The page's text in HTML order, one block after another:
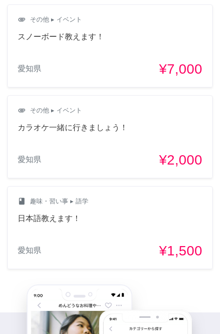
attachment その他 ▸ イベント
スノーボード教えます！
愛知県 ¥7,000
attachment その他 ▸ イベント
カラオケ一緒に行きましょう！
愛知県 ¥2,000
class 趣味・習い事 ▸ 語学
日本語教えます！
愛知県 ¥1,500